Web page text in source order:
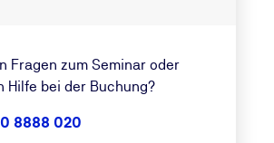
Fragen zum Seminar oder
Hilfe bei der Buchung?
8888 020